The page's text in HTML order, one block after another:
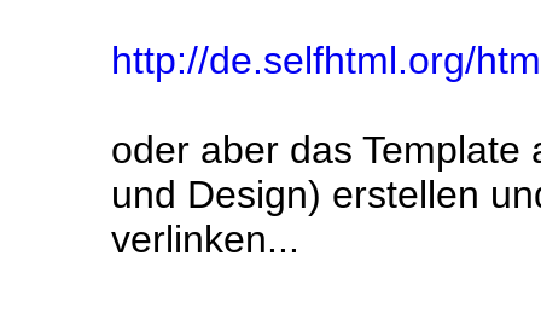
http://de.selfhtml.org/
oder aber das Template
und Design) erstellen
verlinken...